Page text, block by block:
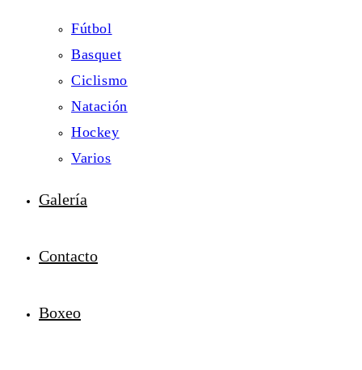
Fútbol
Basquet
Ciclismo
Natación
Hockey
Varios
Galería
Contacto
Boxeo